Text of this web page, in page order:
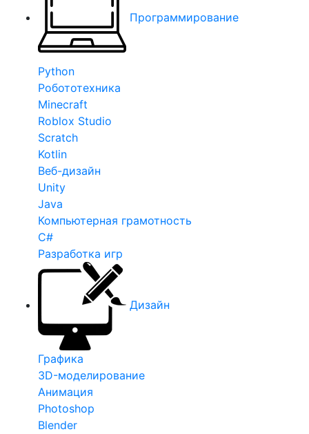
Программирование
Python
Робототехника
Minecraft
Roblox Studio
Scratch
Kotlin
Веб-дизайн
Unity
Java
Компьютерная грамотность
C#
Разработка игр
Дизайн
Графика
3D-моделирование
Анимация
Photoshop
Blender